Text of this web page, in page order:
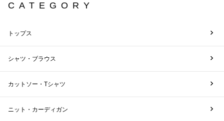
CATEGORY
トップス
シャツ・ブラウス
カットソー・Tシャツ
ニット・カーディガン